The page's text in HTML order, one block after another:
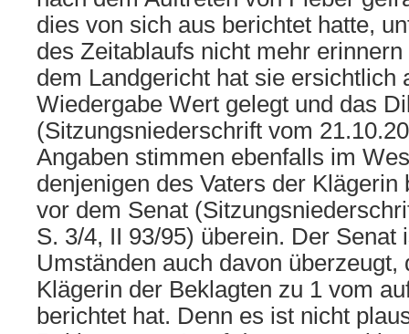
dies von sich aus berichtet hatte,
des Zeitablaufs nicht mehr
dem Landgericht hat sie ersichtlich
Wiedergabe Wert gelegt und das
(Sitzungsniederschrift vom
Angaben stimmen ebenfalls im
denjenigen des Vaters der Klägerin
vor dem Senat
S. 3/4, II 93/95) überein. Der Senat
Umständen auch davon überzeugt,
Klägerin der Beklagten zu 1 vom
berichtet hat. Denn es ist nicht